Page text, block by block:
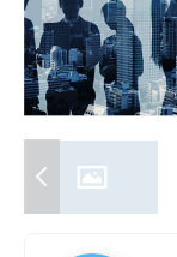
养老